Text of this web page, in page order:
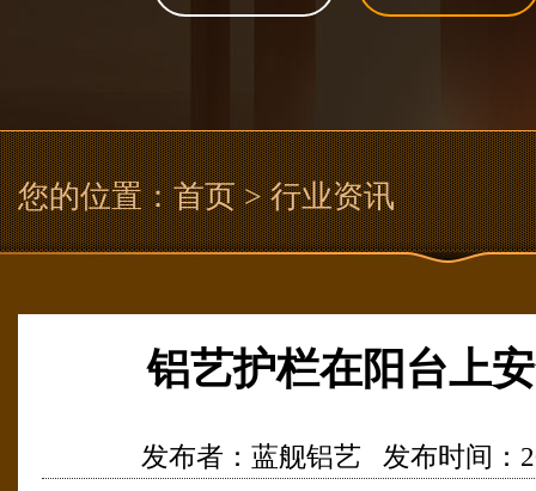
您的位置：首页> 行业资讯
铝艺护栏在阳台上
发布者：蓝舰铝艺 发布时间：